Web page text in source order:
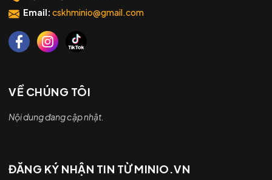
Email: cskhminio@gmail.com
VỀ CHÚNG TÔI
Nội dung đang cập nhật.
ĐĂNG KÝ NHẬN TIN TỪ MINIO.VN